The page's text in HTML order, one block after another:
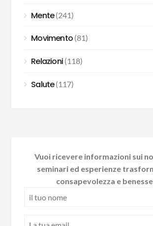
Mente(241)
Movimento(81)
Relazioni(118)
Salute(117)
Vuoi ricevere informazioni sui
seminari ed esperienze
consapevolezza e